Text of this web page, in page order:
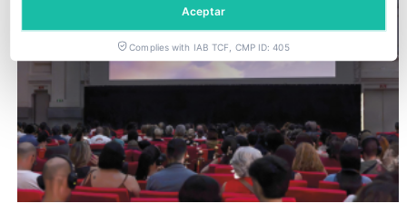
Aceptar
Complies with IAB TCF, CMP ID: 405